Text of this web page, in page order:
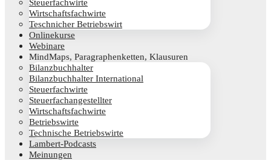
Steu­er­fach­wir­te
Wirt­schafts­fach­wir­te
Teschni­cher Betriebswirt
Online­kur­se
Web­i­na­re
Mind­Maps, Para­gra­phen­ket­ten, Klausuren
Bilanz­buch­hal­ter
Bilanz­buch­hal­ter International
Steu­er­fach­wir­te
Steu­er­fach­an­ge­stell­ter
Wirt­schafts­fach­wir­te
Betriebs­wir­te
Tech­ni­sche Betriebswirte
Lam­­bert-Pod­­casts
Mei­nun­gen